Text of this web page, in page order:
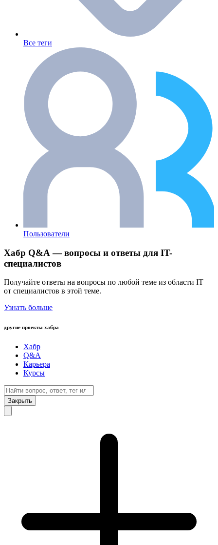
Все теги
Пользователи
Хабр Q&A — вопросы и ответы для IT-
специалистов
Получайте ответы на вопросы по любой теме из области IT
от специалистов в этой теме.
Узнать больше
другие проекты хабра
Хабр
Q&A
Карьера
Курсы
Закрыть